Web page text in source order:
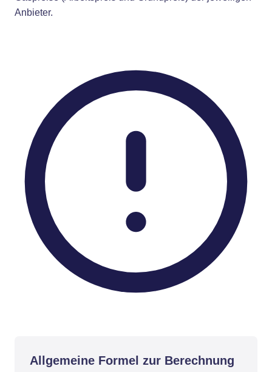
Anbieter.
Allgemeine Formel zur Berechnung